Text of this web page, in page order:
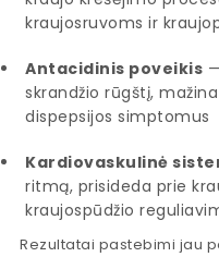
kraujosruvoms ir
Antacidinis poveikis
skrandžio rūgštį,
dispepsijos simptomus
Kardiovaskulinė
ritmą, prisideda prie
kraujospūdžio
Rezultatai pastebimi jau